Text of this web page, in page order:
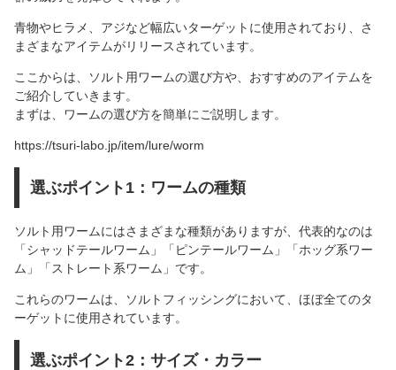
青物やヒラメ、アジなど幅広いターゲットに使用されており、さ
まざまなアイテムがリリースされています。
ここからは、ソルト用ワームの選び方や、おすすめのアイテムを
ご紹介していきます。
まずは、ワームの選び方を簡単にご説明します。
https://tsuri-labo.jp/item/lure/worm
選ぶポイント1：ワームの種類
ソルト用ワームにはさまざまな種類がありますが、代表的なのは
「シャッドテールワーム」「ピンテールワーム」「ホッグ系ワー
ム」「ストレート系ワーム」です。
これらのワームは、ソルトフィッシングにおいて、ほぼ全てのタ
ーゲットに使用されています。
選ぶポイント2：サイズ・カラー